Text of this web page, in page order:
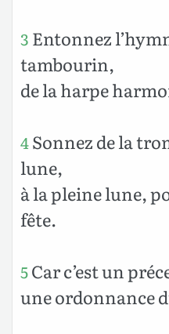
3 Entonnez
tambourin,
de la harpe
4Sonnez de la
lune,
à la pleine lune,
fête.
5Car c’est un
une ordonnance